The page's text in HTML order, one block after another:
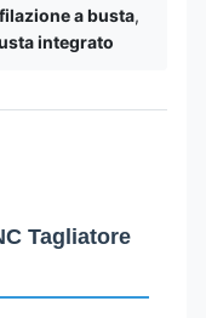
a busta,
integrato
Tagliatore